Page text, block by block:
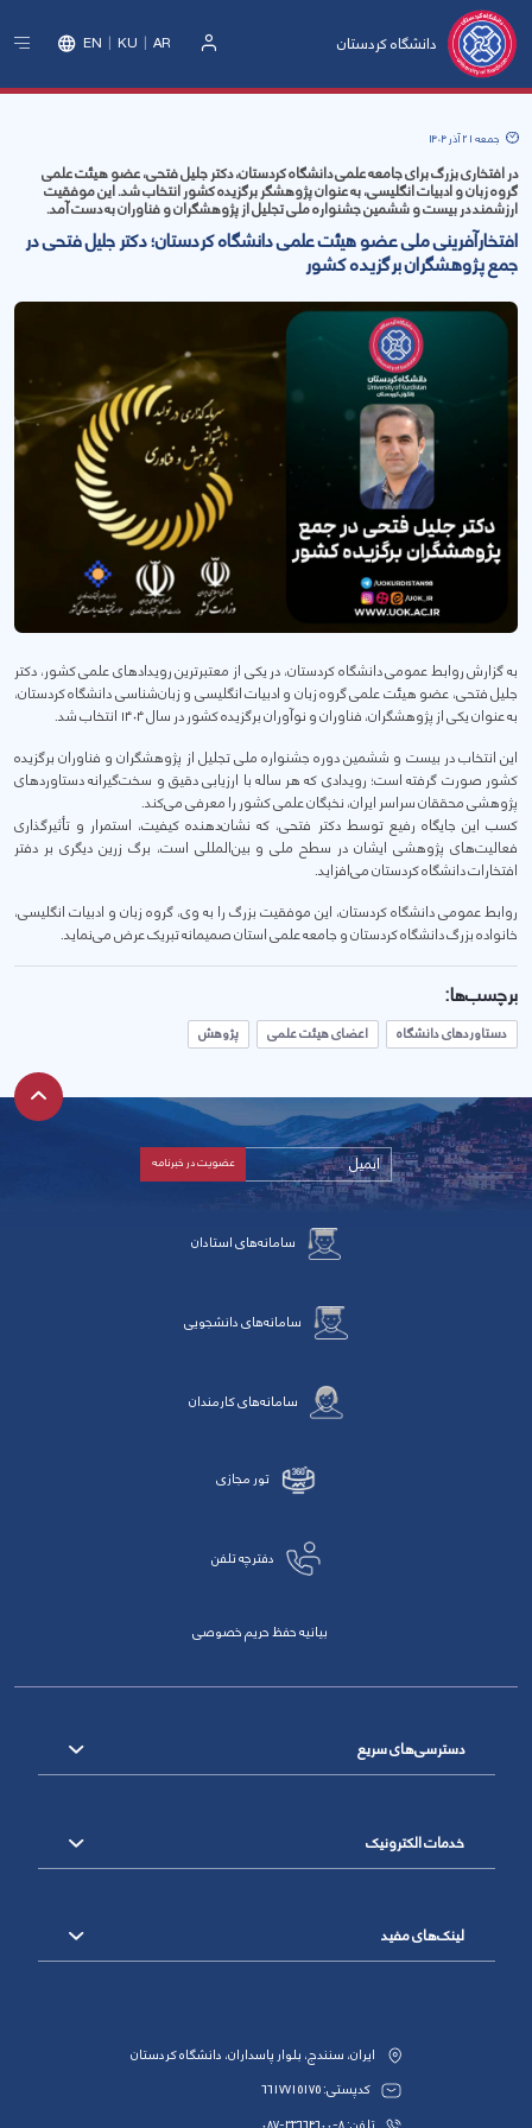
دانشگاه کردستان EN KU AR
جمعه 21 آذر 1404
در افتخاری بزرگ برای جامعه علمی دانشگاه کردستان، دکتر جلیل فتحی، عضو هیئت علمی
گروه زبان و ادبیات انگلیسی، به عنوان پژوهشگر برگزیده کشور انتخاب شد. این موفقیت
ارزشمند در بیست و ششمین جشنواره ملی تجلیل از پژوهشگران و فناوران به دست آمد.
افتخارآفرینی ملی عضو هیئت علمی دانشگاه کردستان؛ دکتر جلیل فتحی در
جمع پژوهشگران برگزیده کشور
به گزارش روابط عمومی دانشگاه کردستان، در یکی از معتبرترین رویدادهای علمی کشور، دکتر
جلیل فتحی، عضو هیئت علمی گروه زبان و ادبیات انگلیسی و زبان‌شناسی دانشگاه کردستان،
به عنوان یکی از پژوهشگران، فناوران و نوآوران برگزیده کشور در سال ۱۴۰۴ انتخاب شد.
این انتخاب در بیست و ششمین دوره جشنواره ملی تجلیل از پژوهشگران و فناوران برگزیده
کشور صورت گرفته است؛ رویدادی که هر ساله با ارزیابی دقیق و سخت‌گیرانه دستاوردهای
پژوهشی محققان سراسر ایران، نخبگان علمی کشور را معرفی می‌کند.
کسب این جایگاه رفیع توسط دکتر فتحی، که نشان‌دهنده کیفیت، استمرار و تأثیرگذاری
فعالیت‌های پژوهشی ایشان در سطح ملی و بین‌المللی است، برگ زرین دیگری بر دفتر
افتخارات دانشگاه کردستان می‌افزاید.
روابط عمومی دانشگاه کردستان، این موفقیت بزرگ را به وی، گروه زبان و ادبیات انگلیسی،
خانواده بزرگ دانشگاه کردستان و جامعه علمی استان صمیمانه تبریک عرض می‌نماید.
برچسب‌ها:
دستاوردهای دانشگاه اعضای هیئت علمی پژوهش
سامانه‌های استادان
سامانه‌های دانشجویی
سامانه‌های کارمندان
تور مجازی
دفترچه تلفن
بیانیه حفظ حریم خصوصی
دسترسی‌های سریع
خدمات الکترونیک
لینک‌های مفید
ایران، سنندج، بلوار پاسداران، دانشگاه کردستان
کدپستی: 6617715175